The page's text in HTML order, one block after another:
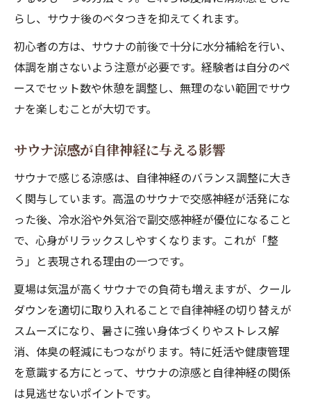
らし、サウナ後のベタつきを抑えてくれます。
初心者の方は、サウナの前後で十分に水分補給を行い、
体調を崩さないよう注意が必要です。経験者は自分のペ
ースでセット数や休憩を調整し、無理のない範囲でサウ
ナを楽しむことが大切です。
サウナ涼感が自律神経に与える影響
サウナで感じる涼感は、自律神経のバランス調整に大き
く関与しています。高温のサウナで交感神経が活発にな
った後、冷水浴や外気浴で副交感神経が優位になること
で、心身がリラックスしやすくなります。これが「整
う」と表現される理由の一つです。
夏場は気温が高くサウナでの負荷も増えますが、クール
ダウンを適切に取り入れることで自律神経の切り替えが
スムーズになり、暑さに強い身体づくりやストレス解
消、体臭の軽減にもつながります。特に妊活や健康管理
を意識する方にとって、サウナの涼感と自律神経の関係
は見逃せないポイントです。